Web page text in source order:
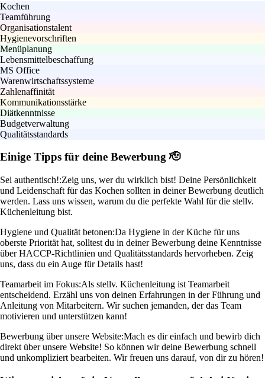
Kochen
Teamführung
Organisationstalent
Hygienevorschriften
Menüplanung
Lebensmittelbeschaffung
MS Office
Warenwirtschaftssysteme
Zahlenaffinität
Kommunikationsstärke
Diätkenntnisse
Budgetverwaltung
Qualitätsstandards
Einige Tipps für deine Bewerbung 🫡
Sei authentisch!:Zeig uns, wer du wirklich bist! Deine Persönlichkeit
und Leidenschaft für das Kochen sollten in deiner Bewerbung deutlich
werden. Lass uns wissen, warum du die perfekte Wahl für die stellv.
Küchenleitung bist.
Hygiene und Qualität betonen:Da Hygiene in der Küche für uns
oberste Priorität hat, solltest du in deiner Bewerbung deine Kenntnisse
über HACCP-Richtlinien und Qualitätsstandards hervorheben. Zeig
uns, dass du ein Auge für Details hast!
Teamarbeit im Fokus:Als stellv. Küchenleitung ist Teamarbeit
entscheidend. Erzähl uns von deinen Erfahrungen in der Führung und
Anleitung von Mitarbeitern. Wir suchen jemanden, der das Team
motivieren und unterstützen kann!
Bewerbung über unsere Website:Mach es dir einfach und bewirb dich
direkt über unsere Website! So können wir deine Bewerbung schnell
und unkompliziert bearbeiten. Wir freuen uns darauf, von dir zu hören!